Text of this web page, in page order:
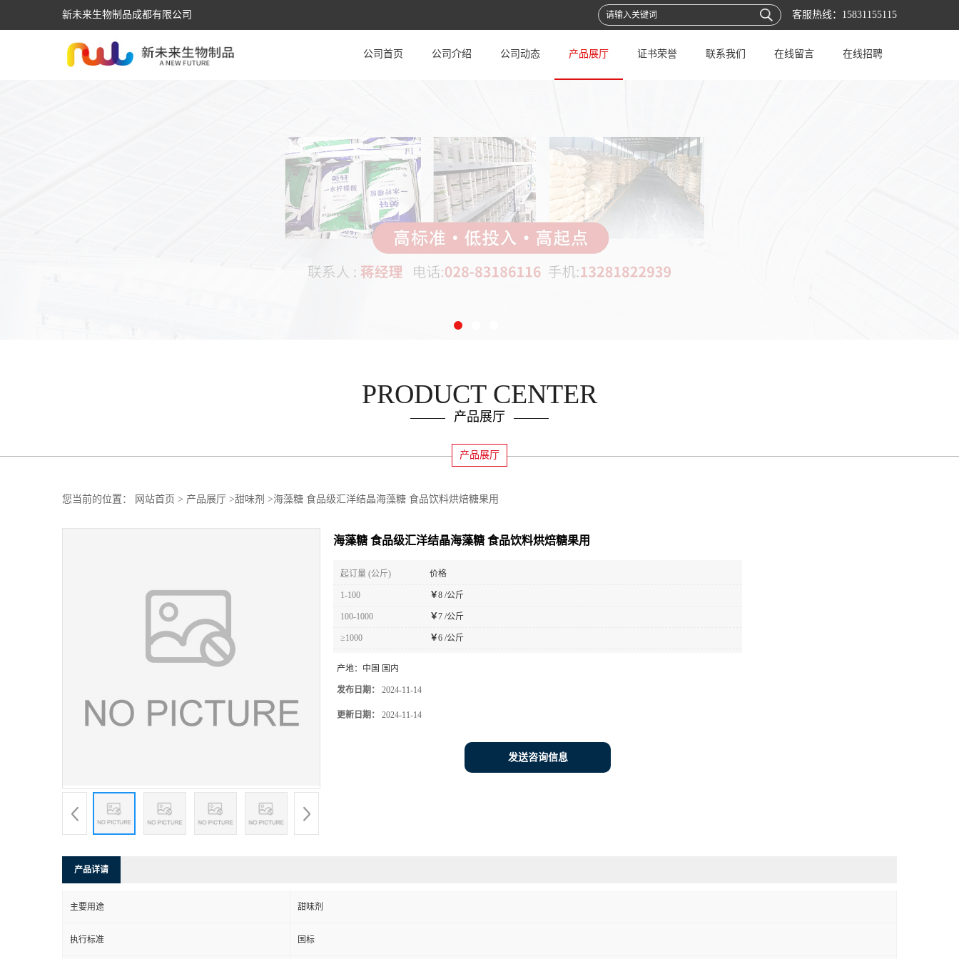
新未来生物制品成都有限公司 客服热线： 15831155115
公司首页 公司介绍 公司动态 产品展厅 证书荣誉 联系我们 在线留言 在线招聘
PRODUCT CENTER
产品展厅
产品展厅
您当前的位置： 网站首页 > 产品展厅 >甜味剂 >海藻糖 食品级汇洋结晶海藻糖 食品饮料烘焙糖果用
海藻糖 食品级汇洋结晶海藻糖 食品饮料烘焙糖果用
起订量 (公斤) 价格
1-100 ￥8 /公斤
100-1000 ￥7 /公斤
≥1000 ￥6 /公斤
产地： 中国 国内
发布日期： 2024-11-14
更新日期： 2024-11-14
发送咨询信息
产品详请
主要用途 甜味剂
执行标准 国标